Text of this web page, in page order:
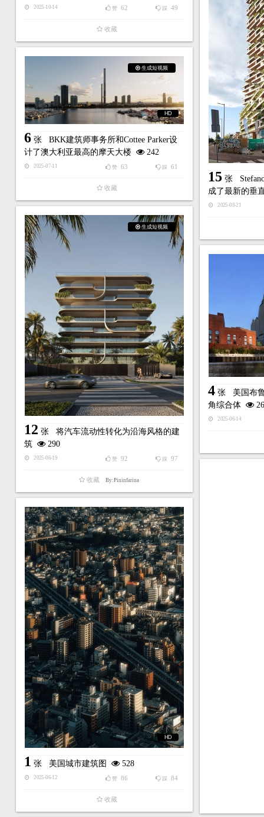
2025-10-14 踩 49
赞 62
收藏
15张
成了最新的垂
2025-08-21
生成短视频
HD
6张 BKK建筑师事务所和Cottee Parker设
计了澳大利亚最高的摩天大楼
242
2025-07-11 踩 61
赞 63
收藏
生成短视频
12 张 将汽车流动性转化为沿海风格的建
筑
290
2025-06-19 踩 97
赞 92
收藏 By:Pininfarina
4张 美国布
角综合体
2025-06-14
HD
1 张 美国城市建筑图 528
2025-06-12 踩 84
赞 86
收藏